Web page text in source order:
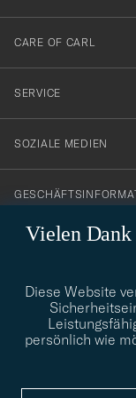
Vielen Dank
Diese Website
persönlich wie
dig
till
vårt
nyhetsbrev!
CARE OF CARL
SERVICE
SOZIALE MEDIEN
Benötigen Sie Hilfe
Wenden Sie sich an